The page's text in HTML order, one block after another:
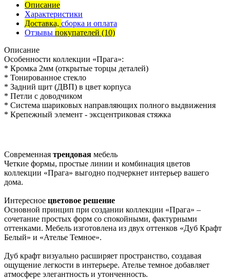
Описание
Характеристики
Доставка, сборка и оплата
Отзывы покупателей (10)
Описание
Особенности коллекции «Прага»:
* Кромка 2мм (открытые торцы деталей)
* Тонированное стекло
* Задний щит (ДВП) в цвет корпуса
* Петли с доводчиком
* Система шариковых направляющих полного выдвижения
* Крепежный элемент - эксцентриковая стяжка
Современная трендовая мебель
Четкие формы, простые линии и комбинация цветов
коллекции «Прага» выгодно подчеркнет интерьер вашего
дома.
Интересное цветовое решение
Основной принцип при создании коллекции «Прага» –
сочетание простых форм со спокойными, фактурными
оттенками. Мебель изготовлена из двух оттенков «Дуб Крафт
Белый» и «Ателье Темное».
Дуб крафт визуально расширяет пространство, создавая
ощущение легкости в интерьере. Ателье темное добавляет
атмосфере элегантность и утонченность.